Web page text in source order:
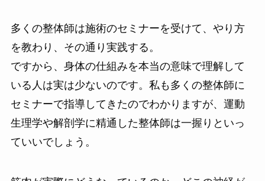
多くの整体師は施術のセミナーを受けて、やり方
を教わり、その通り実践する。
ですから、身体の仕組みを本当の意味で理解して
いる人は実は少ないのです。私も多くの整体師に
セミナーで指導してきたのでわかりますが、運動
生理学や解剖学に精通した整体師は一握りといっ
ていいでしょう。